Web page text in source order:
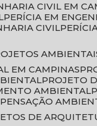
CIVIL EM
PERÍCIA EM
CIVIL
EM CAMPINAS
PROJETO
AMBIENTAL
DE